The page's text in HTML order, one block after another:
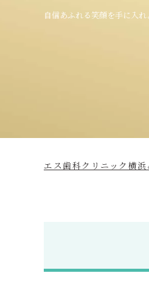
自信あふれる笑顔を手に入れ
エス歯科クリニック横